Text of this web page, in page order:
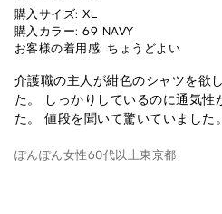
購入サイズ: XL
購入カラー: 69 NAVY
お客様の着用感: ちょうどよい
介護職の主人が紺色のシャツを欲
た。 しっかりしているのに通気性
た。 値段を聞いて驚いていました
ぽんぽん女性60代以上東京都